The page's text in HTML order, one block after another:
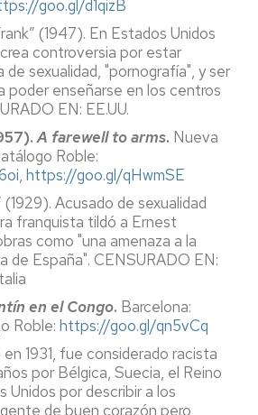
goo.gl/d1qizB
(1947). En Estados Unidos
controversia por estar
de sexualidad, "pornografía", y ser
poder enseñarse en los centros
EN: EE.UU.
A farewell to arms. Nueva
Roble:
, https://goo.gl/qHwmSE
(1929). Acusado de sexualidad
franquista tildó a Ernest
como "una amenaza a la
de España". CENSURADO EN:
en el Congo. Barcelona:
Roble: https://goo.gl/qn5vCq
1931, fue considerado racista
por Bélgica, Suecia, el Reino
Unidos por describir a los
de buen corazón pero